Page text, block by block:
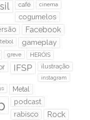
café cinema
cogumelos
Facebook
gameplay
greve HERÓIS
IFSP ilustração
instagram
Metal
podcast
rabisco
Rock